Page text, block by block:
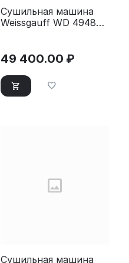
Сушильная машина
Weissgauff WD 4948
49 400.00 ₽
Сушильная машина